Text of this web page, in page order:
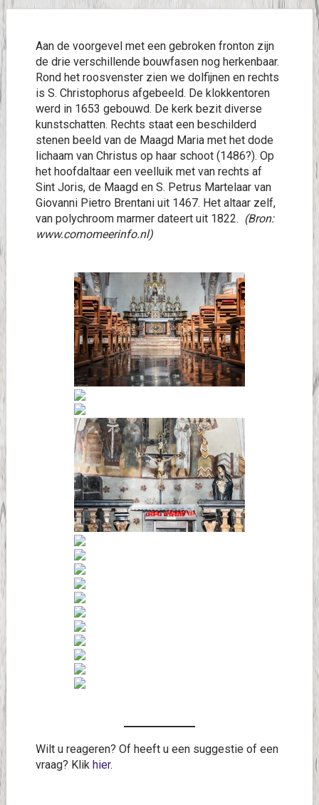
Aan de voorgevel met een gebroken fronton zijn
de drie verschillende bouwfasen nog herkenbaar.
Rond het roosvenster zien we dolfijnen en rechts
is S. Christophorus afgebeeld. De klokkentoren
werd in 1653 gebouwd. De kerk bezit diverse
kunstschatten. Rechts staat een beschilderd
stenen beeld van de Maagd Maria met het dode
lichaam van Christus op haar schoot (1486?). Op
het hoofdaltaar een veelluik met van rechts af
Sint Joris, de Maagd en S. Petrus Martelaar van
Giovanni Pietro Brentani uit 1467. Het altaar zelf,
van polychroom marmer dateert uit 1822. (Bron:
www.comomeerinfo.nl)
Wilt u reageren? Of heeft u een suggestie of een
vraag? Klikhier.